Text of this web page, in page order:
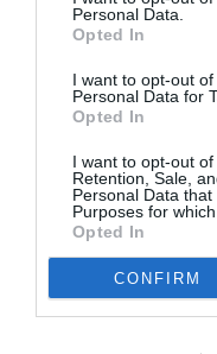
Personal Data.
Opted In
I want to opt-out
Personal Data for
Opted In
I want to opt-out of
Retention, Sale,
Personal Data
Purposes for
Opted In
CONFIRM
superare i 1.300
giorno del 4° mese
3% ogni mese. Il
alle iniziative e ai
attivati dai servizi